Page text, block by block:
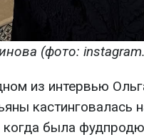
(фото:
из интервью
кастинговалась
когда была